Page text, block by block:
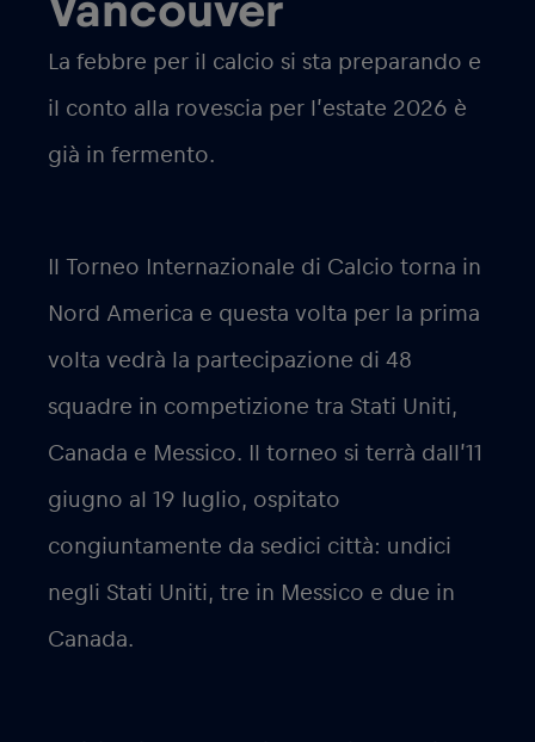
Vancouver
La febbre per il calcio si sta preparando e
il conto alla rovescia per l’estate 2026 è
già in fermento.
Il Torneo Internazionale di Calcio torna in
Nord America e questa volta per la prima
volta vedrà la partecipazione di 48
squadre in competizione tra Stati Uniti,
Canada e Messico. Il torneo si terrà dall’11
giugno al 19 luglio, ospitato
congiuntamente da sedici città: undici
negli Stati Uniti, tre in Messico e due in
Canada.